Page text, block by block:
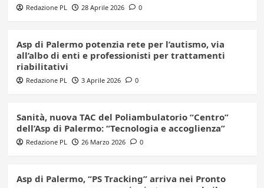
Redazione PL 28 Aprile 2026 0
Asp di Palermo potenzia rete per l’autismo, via
all’albo di enti e professionisti per trattamenti
riabilitativi
Redazione PL 3 Aprile 2026 0
Sanità, nuova TAC del Poliambulatorio “Centro”
dell’Asp di Palermo: “Tecnologia e accoglienza”
Redazione PL 26 Marzo 2026 0
Asp di Palermo, “PS Tracking” arriva nei Pronto